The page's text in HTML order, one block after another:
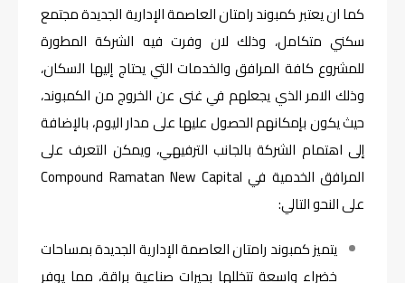
كما ان يعتبر كمبوند رامتان العاصمة الإدارية الجديدة مجتمع
سكني متكامل، وذلك لان وفرت فيه الشركة المطورة
للمشروع كافة المرافق والخدمات التي يحتاج إليها السكان،
وذلك الامر الذي يجعلهم في غنى عن الخروج من الكمبوند،
حيث يكون بإمكانهم الحصول عليها على مدار اليوم، بالإضافة
إلى اهتمام الشركة بالجانب الترفيهي، ويمكن التعرف على
المرافق الخدمية في Compound Ramatan New Capital
على النحو التالي:
يتميز كمبوند رامتان العاصمة الإدارية الجديدة بمساحات
خضراء واسعة تتخللها بحيرات صناعية براقة، مما يوفر